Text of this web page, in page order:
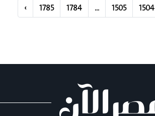
1504
1505
...
1784
1785
›